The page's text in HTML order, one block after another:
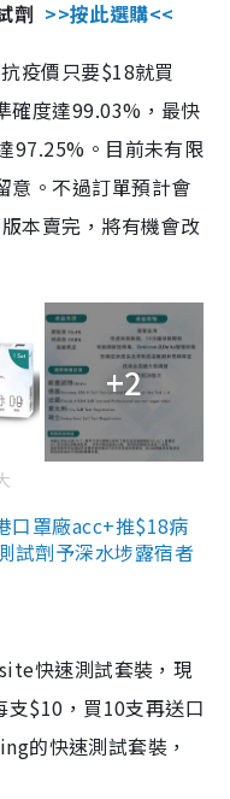
劑 >>按此選購<<
疫價只要$18就買
確度達99.03%，最快
97.25%。目前未有限
意。不過訂單預計會
本賣完，將有機會改
+2
口罩廠acc+推$18病
試劑予深水埗露宿者
快速測試套裝，現
$10，買10支再送口
的快速測試套裝，